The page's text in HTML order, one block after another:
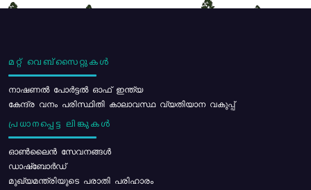
മറ്റ് വെബ്സൈറ്റുകൾ
നാഷണൽ പോർട്ടൽ ഓഫ് ഇന്ത്യ
കേന്ദ്ര വനം പരിസ്ഥിതി കാലാവസ്ഥ വ്യതിയാന വകുപ്പ്
പ്രധാനപ്പെട്ട ലിങ്കുകൾ
ഓൺലൈൻ സേവനങ്ങൾ
ഡാഷ്ബോർഡ്
മുഖ്യമന്ത്രിയുടെ പരാതി പരിഹാരം